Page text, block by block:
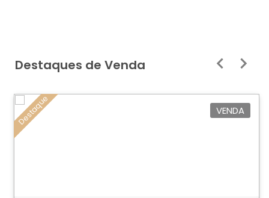
Destaques de Venda
Destaque VENDA